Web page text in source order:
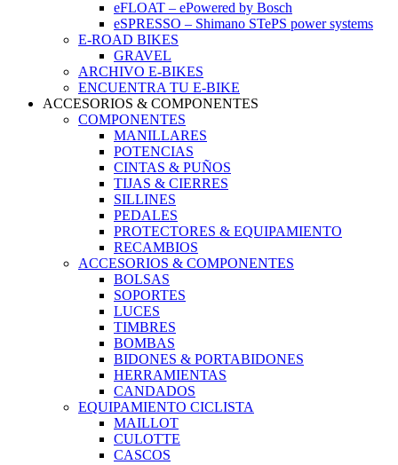
eFLOAT – ePowered by Bosch
eSPRESSO – Shimano STePS power systems
E-ROAD BIKES
GRAVEL
ARCHIVO E-BIKES
ENCUENTRA TU E-BIKE
ACCESORIOS & COMPONENTES
COMPONENTES
MANILLARES
POTENCIAS
CINTAS & PUÑOS
TIJAS & CIERRES
SILLINES
PEDALES
PROTECTORES & EQUIPAMIENTO
RECAMBIOS
ACCESORIOS & COMPONENTES
BOLSAS
SOPORTES
LUCES
TIMBRES
BOMBAS
BIDONES & PORTABIDONES
HERRAMIENTAS
CANDADOS
EQUIPAMIENTO CICLISTA
MAILLOT
CULOTTE
CASCOS